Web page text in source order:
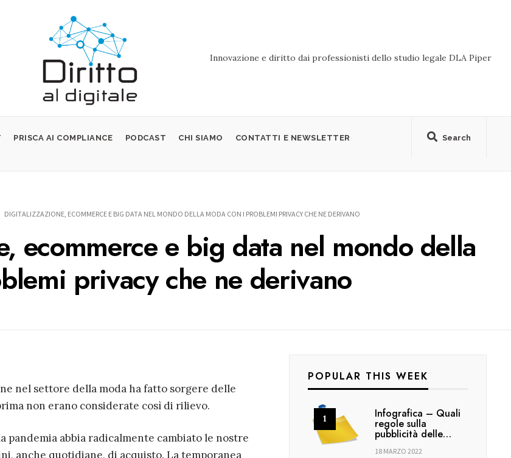
Innovazione e diritto dai professionisti dello studio legale DLA Piper
Search
PRISCA AI COMPLIANCE PODCAST CHI SIAMO CONTATTI E NEWSLETTER
DIGITALIZZAZIONE, ECOMMERCE E BIG DATA NEL MONDO DELLA MODA CON I PROBLEMI PRIVACY CHE NE DERIVANO
ecommerce e big data nel mondo della
privacy che ne derivano
nel settore della moda ha fatto sorgere delle
non erano considerate così di rilievo.
pandemia abbia radicalmente cambiato le nostre
anche quotidiane, di acquisto. La temporanea
POPULAR THIS WEEK
Infografica – Quali
regole sulla
pubblicità delle…
18 MARZO 2022